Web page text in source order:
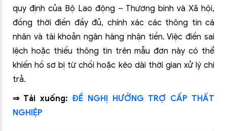
quy định của Bộ Lao động – Thương binh và Xã hội,
đồng thời điền đầy đủ, chính xác các thông tin cá
nhân và tài khoản ngân hàng nhận tiền. Việc điền sai
lệch hoặc thiếu thông tin trên mẫu đơn này có thể
khiến hồ sơ bị từ chối hoặc kéo dài thời gian xử lý chi
trả.
⇒ Tải xuống: ĐỀ NGHỊ HƯỞNG TRỢ CẤP THẤT
NGHIỆP